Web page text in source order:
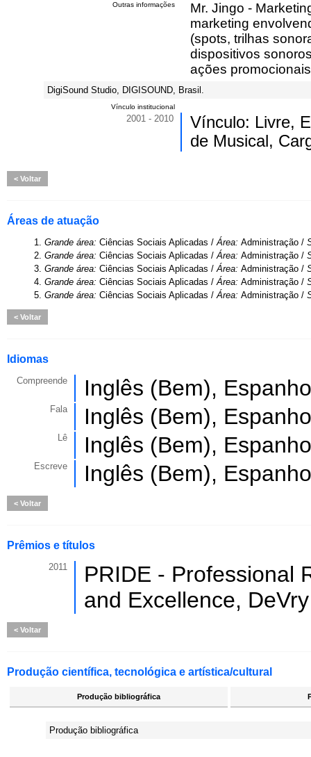
Outras informações
Mr. Jingo -
marketing
(spots, trilhas
dispositivos
ações
DigiSound Studio, DIGISOUND, Brasil.
Vínculo institucional
2001 - 2010
Vínculo: Livre,
de Musical,
Voltar
Áreas de atuação
1. Grande área: Ciências Sociais Aplicadas /Área: Administração /
2. Grande área: Ciências Sociais Aplicadas /Área: Administração /
3. Grande área: Ciências Sociais Aplicadas /Área: Administração /
4. Grande área: Ciências Sociais Aplicadas /Área: Administração /
5. Grande área: Ciências Sociais Aplicadas /Área: Administração /
Voltar
Idiomas
Compreende Inglês (Bem),
Fala Inglês (Bem),
Lê Inglês (Bem),
Escreve Inglês (Bem),
Voltar
Prêmios e títulos
2011
PRIDE - Professional
and Excellence,
Voltar
Produção científica, tecnológica e artística/cultural
Produção bibliográfica
Produção bibliográfica